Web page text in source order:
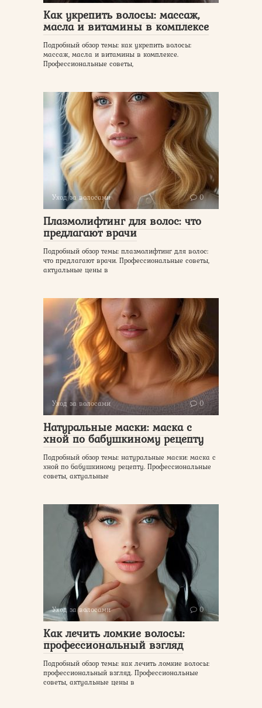
Как укрепить волосы: массаж,
масла и витамины в комплексе
Подробный обзор темы: как укрепить волосы:
массаж, масла и витамины в комплексе.
Профессиональные советы,
Уход за волосами 0
Плазмолифтинг для волос: что
предлагают врачи
Подробный обзор темы: плазмолифтинг для волос:
что предлагают врачи. Профессиональные советы,
актуальные цены в
Уход за волосами 0
Натуральные маски: маска с
хной по бабушкиному рецепту
Подробный обзор темы: натуральные маски: маска с
хной по бабушкиному рецепту. Профессиональные
советы, актуальные
Уход за волосами 0
Как лечить ломкие волосы:
профессиональный взгляд
Подробный обзор темы: как лечить ломкие волосы:
профессиональный взгляд. Профессиональные
советы, актуальные цены в